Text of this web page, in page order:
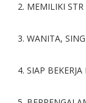
2. MEMILIKI
3. WANITA,
4. SIAP